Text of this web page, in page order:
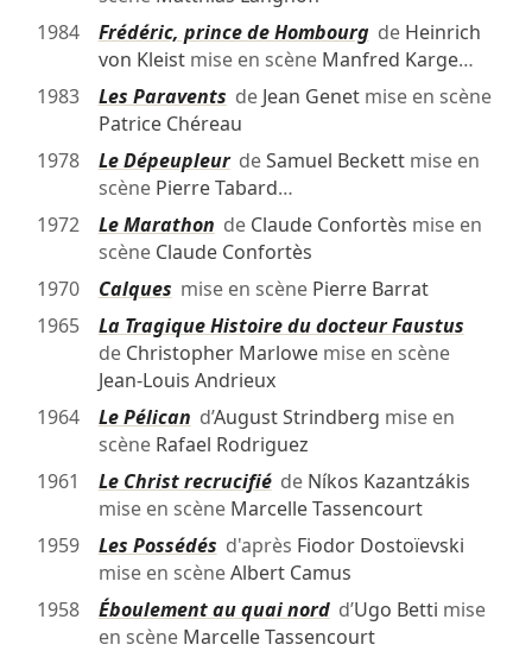
1984
Frédéric, prince de Hombourgde Heinrich
von Kleistmise en scène Manfred Karge…
1983
Les Paravents de Jean Genetmise en scène
Patrice Chéreau
1978
Le DépeupleurdeSamuel Beckettmise en
scène Pierre Tabard…
1972
Le Marathon de Claude Confortès mise en
scène Claude Confortès
1970
Calques mise en scène Pierre Barrat
1965
La Tragique Histoire du docteur Faustus
de Christopher Marlowemise en scène
Jean-Louis Andrieux
1964
Le Pélican d’August Strindberg mise en
scène Rafael Rodriguez
1961
Le Christ recrucifiéde Níkos Kazantzákis
mise en scène Marcelle Tassencourt
1959
Les Possédés d'après Fiodor Dostoïevski
mise en scèneAlbert Camus
1958
Éboulement au quai nordd’Ugo Betti mise
en scène Marcelle Tassencourt